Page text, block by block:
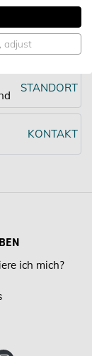
GOLFANLAGE
STANDORT
KONTAKT
ich mich?
adjust